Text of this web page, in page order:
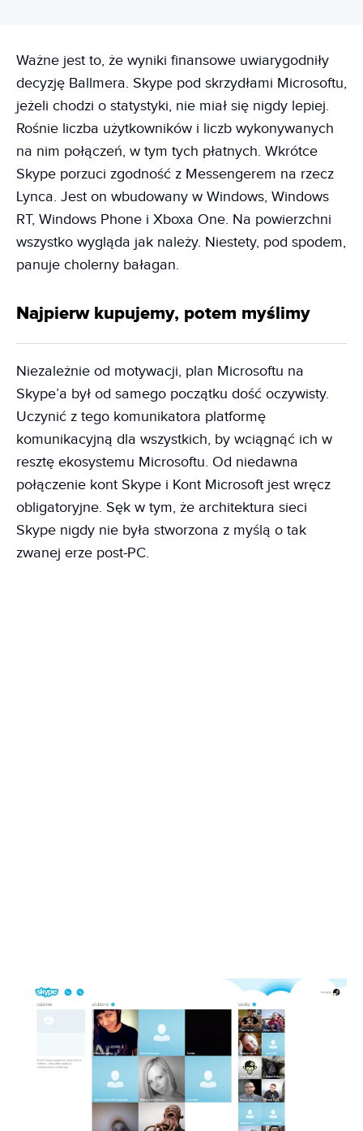
Ważne jest to, że wyniki finansowe uwiarygodniły
decyzję Ballmera. Skype pod skrzydłami Microsoftu,
jeżeli chodzi o statystyki, nie miał się nigdy lepiej.
Rośnie liczba użytkowników i liczb wykonywanych
na nim połączeń, w tym tych płatnych. Wkrótce
Skype porzuci zgodność z Messengerem na rzecz
Lynca. Jest on wbudowany w Windows, Windows
RT, Windows Phone i Xboxa One. Na powierzchni
wszystko wygląda jak należy. Niestety, pod spodem,
panuje cholerny bałagan.
Najpierw kupujemy, potem myślimy
Niezależnie od motywacji, plan Microsoftu na
Skype’a był od samego początku dość oczywisty.
Uczynić z tego komunikatora platformę
komunikacyjną dla wszystkich, by wciągnąć ich w
resztę ekosystemu Microsoftu. Od niedawna
połączenie kont Skype i Kont Microsoft jest wręcz
obligatoryjne. Sęk w tym, że architektura sieci
Skype nigdy nie była stworzona z myślą o tak
zwanej erze post-PC.